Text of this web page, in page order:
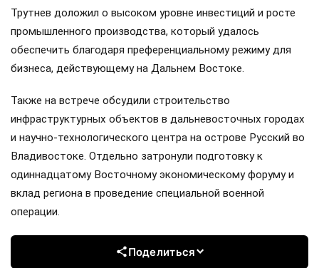
Трутнев доложил о высоком уровне инвестиций и росте
промышленного производства, который удалось
обеспечить благодаря преференциальному режиму для
бизнеса, действующему на Дальнем Востоке.
Также на встрече обсудили строительство
инфраструктурных объектов в дальневосточных городах
и научно-технологического центра на острове Русский во
Владивостоке. Отдельно затронули подготовку к
одиннадцатому Восточному экономическому форуму и
вклад региона в проведение специальной военной
операции.
Поделиться